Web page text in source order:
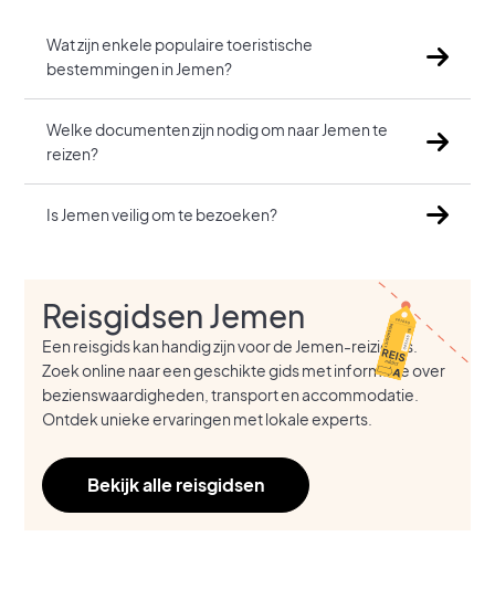
Wat zijn enkele populaire toeristische
bestemmingen in Jemen?
Welke documenten zijn nodig om naar Jemen te
reizen?
Is Jemen veilig om te bezoeken?
Reisgidsen Jemen
Een reisgids kan handig zijn voor de Jemen-reizigers.
Zoek online naar een geschikte gids met informatie over
bezienswaardigheden, transport en accommodatie.
Ontdek unieke ervaringen met lokale experts.
Bekijk alle reisgidsen